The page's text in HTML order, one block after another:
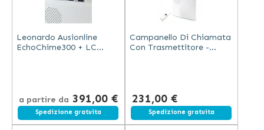
Leonardo Ausionline
EchoChime300 + LC
a partire da 391,00 €
Spedizione gratuita
Campanello Di Chiamata
Con Trasmettitore -
231,00 €
Spedizione gratuita